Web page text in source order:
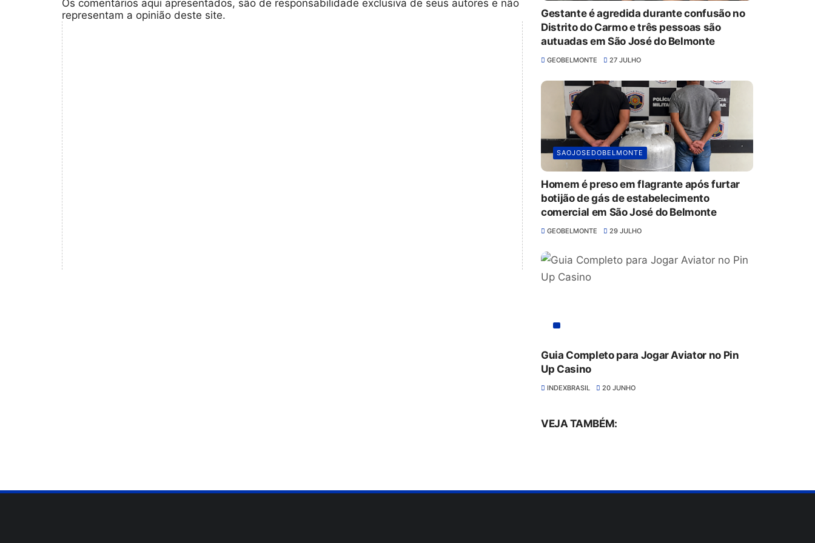
Os comentários aqui apresentados, são de responsabilidade exclusiva de seus autores e não
representam a opinião deste site.
Gestante é agredida durante confusão no
Distrito do Carmo e três pessoas são
autuadas em São José do Belmonte
GEOBELMONTE 27 JULHO
SAOJOSEDOBELMONTE
Homem é preso em flagrante após furtar
botijão de gás de estabelecimento
comercial em São José do Belmonte
GEOBELMONTE 29 JULHO
Guia Completo para Jogar Aviator no Pin
Up Casino
INDEXBRASIL 20 JUNHO
VEJA TAMBÉM: